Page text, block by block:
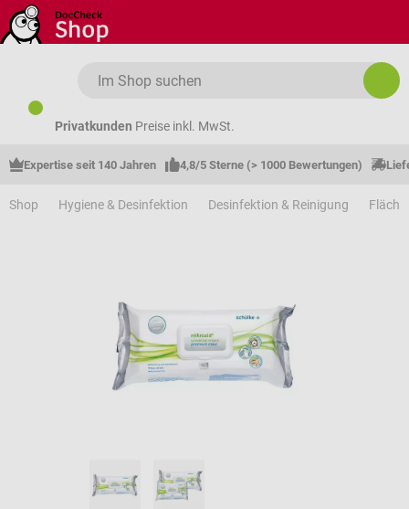
Zum Hauptinhalt springen
Privatkunden Preise inkl. MwSt.
Expertise seit 140 Jahren 4,8/5 Sterne (> 1000 Bewertungen)
Shop Hygiene & Desinfektion Desinfektion & Reinigung